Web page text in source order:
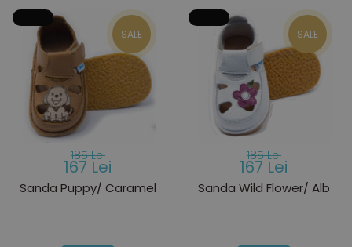
SALE
185 Lei
167 Lei
Sanda Puppy/ Caramel
SALE
185 Lei
167 Lei
Sanda Wild Flower/ Alb